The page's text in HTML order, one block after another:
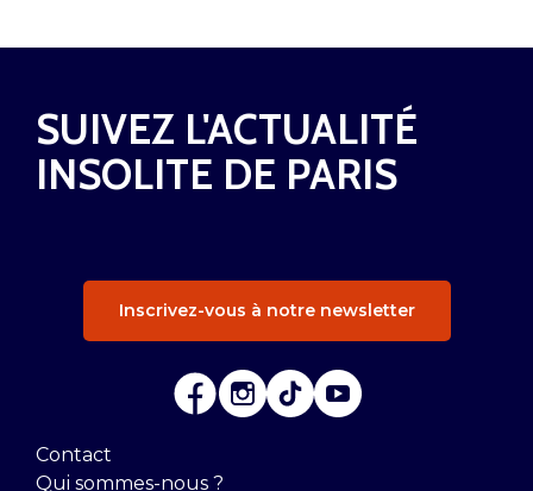
SUIVEZ L'ACTUALITÉ
INSOLITE DE PARIS
Inscrivez-vous à notre newsletter
Contact
Qui sommes-nous ?